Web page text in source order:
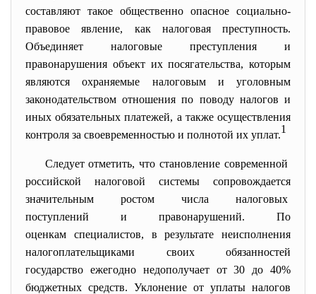
составляют такое общественно опасное социально-
правовое явление, как налоговая преступность.
Объединяет налоговые преступления и
правонарушения объект их посягательства, которым
являются охраняемые налоговым и уголовным
законодательством отношения по поводу налогов и
иных обязательных платежей, а также осуществления
контроля за своевременностью и полнотой их уплат.1
Следует отметить, что становление современной
российской налоговой системы сопровождается
значительным ростом числа налоговых
поступлений и правонарушений. По
оценкам специалистов, в результате неисполнения
налогоплательщиками своих обязанностей
государство ежегодно недополучает от 30 до 40%
бюджетных средств. Уклонение от уплаты налогов